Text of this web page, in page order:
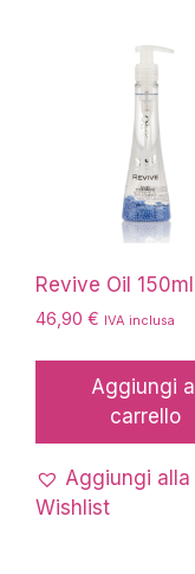
Revive Oil 150ml
46,90 € IVA inclusa
Aggiungi al
carrello
Aggiungi alla
Wishlist